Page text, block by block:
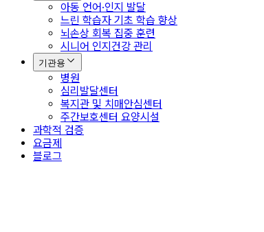
아동 언어·인지 발달
느린 학습자 기초 학습 향상
뇌손상 회복 집중 훈련
시니어 인지건강 관리
기관용
병원
심리발달센터
복지관 및 치매안심센터
주간보호센터 요양시설
과학적 검증
요금제
블로그